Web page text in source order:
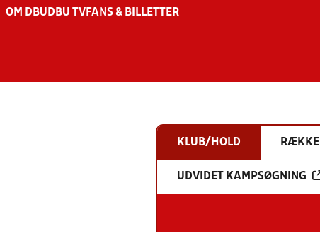
OM DBU DBU TV FANS & BILLETTER
KLUB/HOLD RÆKKE
UDVIDET KAMPSØGNING